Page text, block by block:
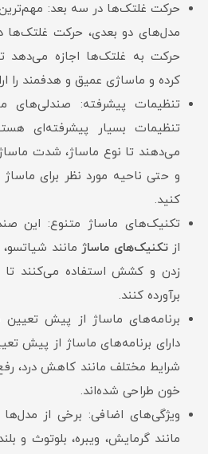
حرکت غلتک‌ها در سه بعد:
مدل‌های دو بعدی، حرکت
حرکت به غلتک‌ها اجازه می‌دهد
کرده و ماساژی عمیق و هدفمند را
تنظیمات پیشرفته: صندلی‌های
تنظیمات بسیار پیشرفته‌ای
می‌دهند تا نوع ماساژ، شدت
و حتی ناحیه مورد نظر برای ماساژ
کنید.
تکنیک‌های ماساژ متنوع: این
از تکنیک‌های ماساژ مانند
زدن و کشش استفاده می‌کنند تا
برآورده کنند.
برنامه‌های ماساژ از پیش
دارای برنامه‌های ماساژ از پیش
شرایط مختلف مانند کاهش درد،
خون طراحی شده‌اند.
ویژگی‌های اضافی: برخی از مدل‌ها
مانند گرمایش، ویبره، بلوتوث و